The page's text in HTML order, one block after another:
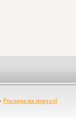
Реклама на порталі